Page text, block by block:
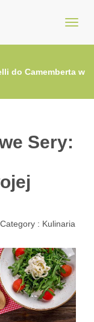
do Camemberta w
Sery:
Category : Kulinaria